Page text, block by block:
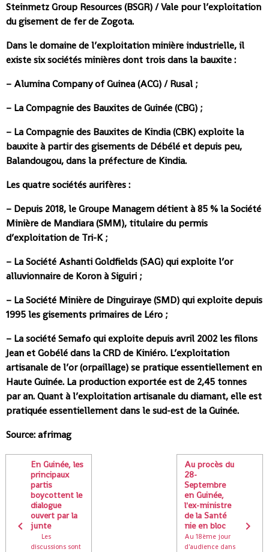
Steinmetz Group Resources (BSGR) / Vale pour l’exploitation
du gisement de fer de Zogota.
Dans le domaine de l’exploitation minière industrielle, il
existe six sociétés minières dont trois dans la bauxite :
– Alumina Company of Guinea (ACG) / Rusal ;
– La Compagnie des Bauxites de Guinée (CBG) ;
– La Compagnie des Bauxites de Kindia (CBK) exploite la
bauxite à partir des gisements de Débélé et depuis peu,
Balandougou, dans la préfecture de Kindia.
Les quatre sociétés aurifères :
– Depuis 2018, le Groupe Managem détient à 85 % la Société
Minière de Mandiara (SMM), titulaire du permis
d’exploitation de Tri-K ;
– La Société Ashanti Goldfields (SAG) qui exploite l’or
alluvionnaire de Koron à Siguiri ;
– La Société Minière de Dinguiraye (SMD) qui exploite depuis
1995 les gisements primaires de Léro ;
– La société Semafo qui exploite depuis avril 2002 les filons
Jean et Gobélé dans la CRD de Kiniéro. L’exploitation
artisanale de l’or (orpaillage) se pratique essentiellement en
Haute Guinée. La production exportée est de 2,45 tonnes
par an. Quant à l’exploitation artisanale du diamant, elle est
pratiquée essentiellement dans le sud-est de la Guinée.
Source: afrimag
En Guinée, les
principaux
partis
boycottent le
dialogue
ouvert par la
junte
Les
discussions sont
Au procès du
28-
Septembre
en Guinée,
l'ex-ministre
de la Santé
nie en bloc
Au 18ème jour
d'audience dans